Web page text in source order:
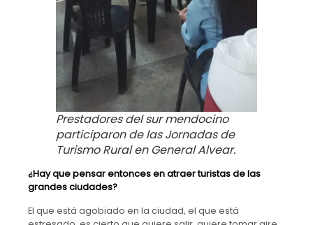
Prestadores del sur mendocino
participaron de las Jornadas de
Turismo Rural en General Alvear.
¿Hay que pensar entonces en atraer turistas de las
grandes ciudades?
El que está agobiado en la ciudad, el que está